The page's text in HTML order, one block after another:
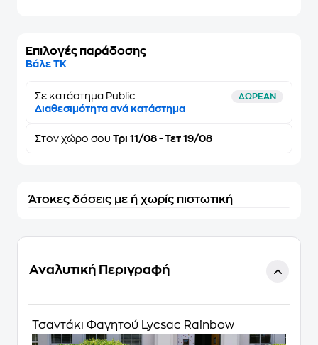
Επιλογές παράδοσης
Βάλε ΤΚ
Σε κατάστημα Public ΔΩΡΕΑΝ
Διαθεσιμότητα ανά κατάστημα
Στον χώρο σου Τρι 11/08 - Τετ 19/08
Άτοκες δόσεις με ή χωρίς πιστωτική
Αναλυτική Περιγραφή
Τσαντάκι Φαγητού Lycsac Rainbow